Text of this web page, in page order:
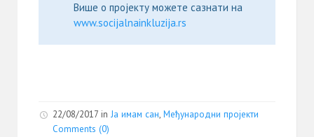
Више о пројекту можете сазнати на
www.socijalnainkluzija.rs
22/08/2017 in Ја имам сан, Међународни пројекти
Comments (0)